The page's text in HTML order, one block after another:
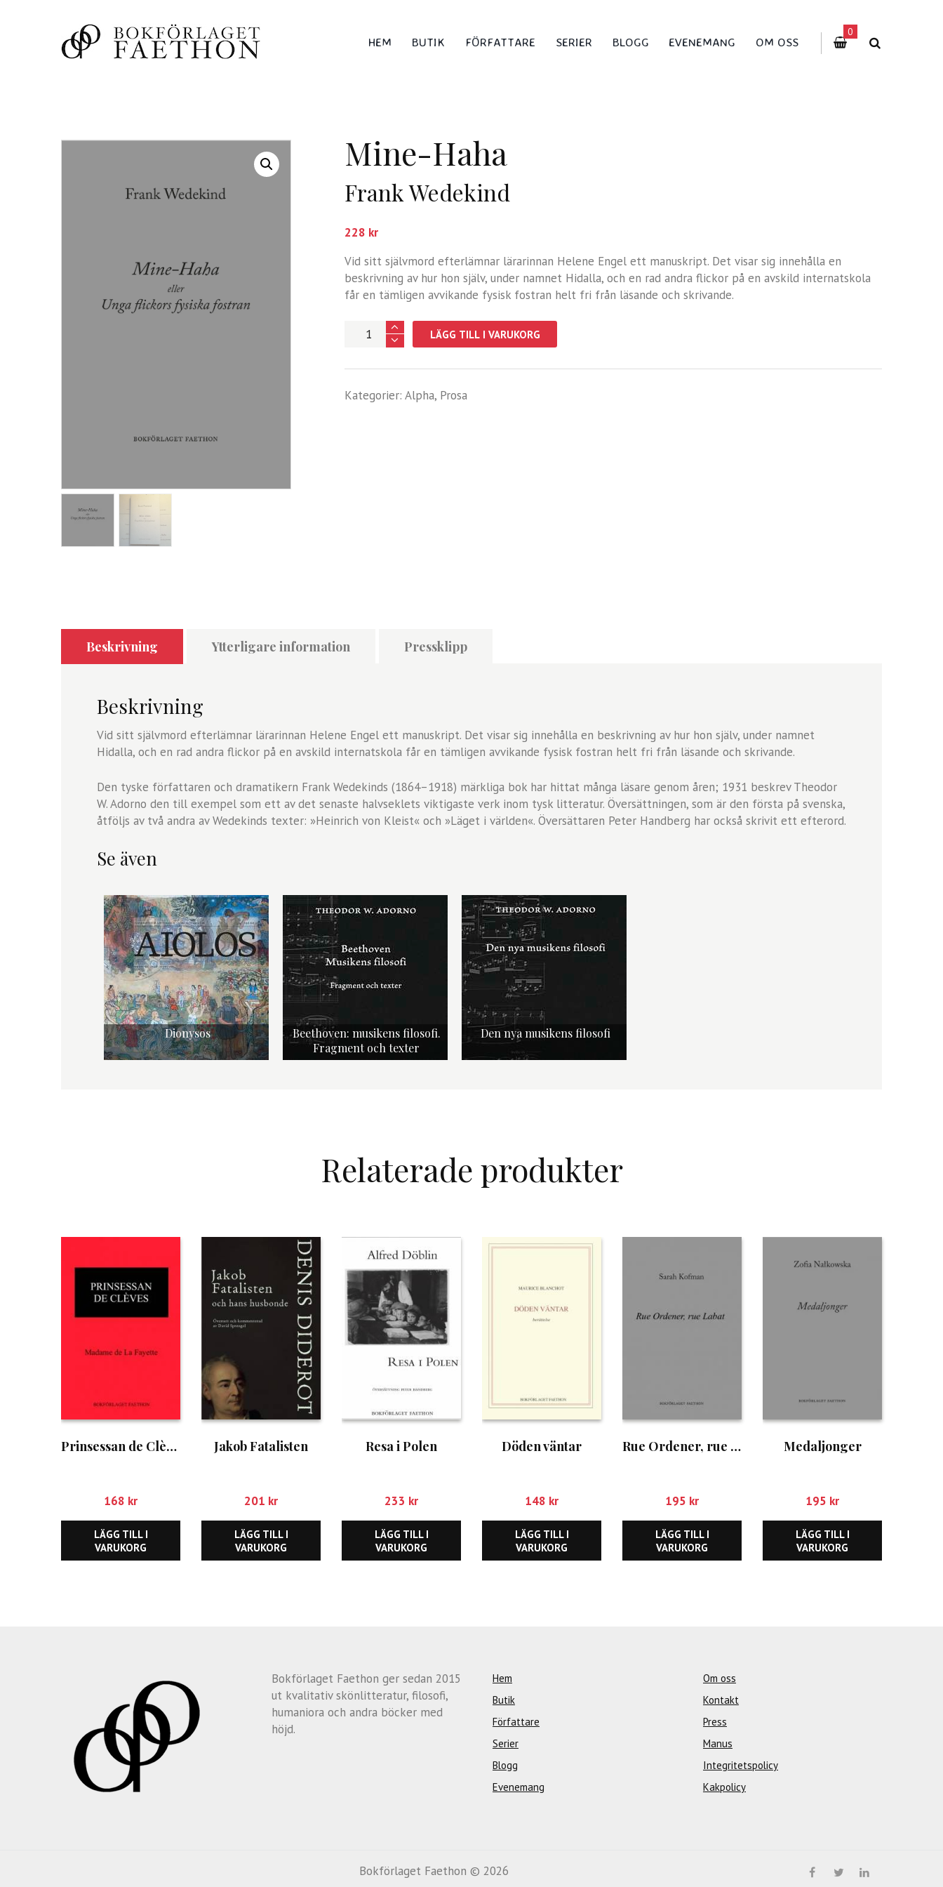
HEM BUTIK FÖRFATTARE SERIER BLOGG EVENEMANG OM OSS
0
Mine-Haha
Frank Wedekind
228 kr
Vid sitt självmord efterlämnar lärarinnan Helene Engel ett manuskript. Det visar sig innehålla en
beskrivning av hur hon själv, under namnet Hidalla, och en rad andra flickor på en avskild internatskola
får en tämligen avvikande fysisk fostran helt fri från läsande och skrivande.
Mine-
LÄGG TILL I VARUKORG
Kategorier: Alpha, Prosa
Beskrivning Ytterligare information Pressklipp
Beskrivning
Vid sitt självmord efterlämnar lärarinnan Helene Engel ett manuskript. Det visar sig innehålla en beskrivning av hur hon själv, under namnet
Hidalla, och en rad andra flickor på en avskild internatskola får en tämligen avvikande fysisk fostran helt fri från läsande och skrivande.
Den tyske författaren och dramatikern Frank Wedekinds (1864–1918) märkliga bok har hittat många läsare genom åren; 1931 beskrev Theodor
W. Adorno den till exempel som ett av det senaste halvseklets viktigaste verk inom tysk litteratur. Översättningen, som är den första på svenska,
åtföljs av två andra av Wedekinds texter: »Heinrich von Kleist« och »Läget i världen«. Översättaren Peter Handberg har också skrivit ett efterord.
Se även
Dionysos
Beethoven: musikens filosofi.
Fragment och texter
Den nya musikens filosofi
Relaterade produkter
Prinsessan de Clèves
168 kr
LÄGG TILL I
VARUKORG
Jakob Fatalisten
201 kr
LÄGG TILL I
VARUKORG
Resa i Polen
233 kr
LÄGG TILL I
VARUKORG
Döden väntar
148 kr
LÄGG TILL I
VARUKORG
Rue Ordener, rue Labat
195 kr
LÄGG TILL I
VARUKORG
Medaljonger
195 kr
LÄGG TILL I
VARUKORG
Bokförlaget Faethon ger sedan 2015
ut kvalitativ skönlitteratur, filosofi,
humaniora och andra böcker med
höjd.
Hem
Butik
Författare
Serier
Blogg
Evenemang
Om oss
Kontakt
Press
Manus
Integritetspolicy
Kakpolicy
Bokförlaget Faethon © 2026